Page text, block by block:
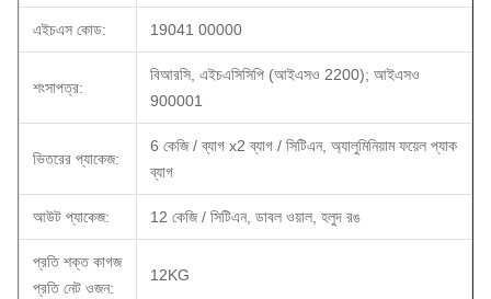
এইচএস কোড: 19041 00000
শংসাপত্র:
বিআরসি, এইচএসিসিপি (আইএসও 2200); আইএসও
900001
ভিতরের প্যাকেজ:
6 কেজি / ব্যাগ x2 ব্যাগ / সিটিএন, অ্যালুমিনিয়াম ফয়েল প্যাক
ব্যাগ
আউট প্যাকেজ: 12 কেজি / সিটিএন, ডাবল ওয়াল, হলুদ রঙ
প্রতি শক্ত কাগজ
প্রতি নেট ওজন:
12KG